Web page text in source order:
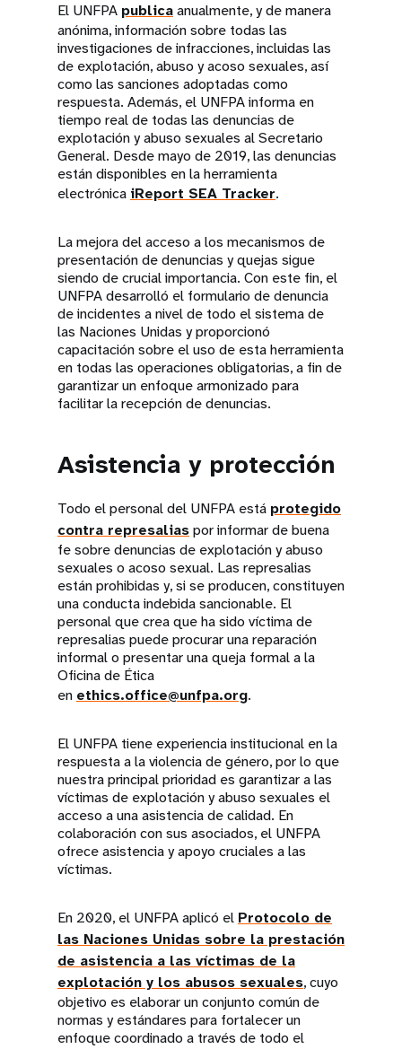
El UNFPA publicaanualmente, y de manera
anónima, información sobre todas las
investigaciones de infracciones, incluidas las
de explotación, abuso y acoso sexuales, así
como las sanciones adoptadas como
respuesta. Además, el UNFPA informa en
tiempo real de todas las denuncias de
explotación y abuso sexuales al Secretario
General. Desde mayo de 2019, las denuncias
están disponibles en la herramienta
electrónica iReport SEA Tracker.
La mejora del acceso a los mecanismos de
presentación de denuncias y quejas sigue
siendo de crucial importancia. Con este fin, el
UNFPA desarrolló el formulario de denuncia
de incidentes a nivel de todo el sistema de
las Naciones Unidas y proporcionó
capacitación sobre el uso de esta herramienta
en todas las operaciones obligatorias, a fin de
garantizar un enfoque armonizado para
facilitar la recepción de denuncias.
Asistencia y protección
Todo el personal del UNFPA está protegido
contra represaliaspor informar de buena
fe sobre denuncias de explotación y abuso
sexuales o acoso sexual. Las represalias
están prohibidas y, si se producen, constituyen
una conducta indebida sancionable. El
personal que crea que ha sido víctima de
represalias puede procurar una reparación
informal o presentar una queja formal a la
Oficina de Ética
en ethics.office@unfpa.org.
El UNFPA tiene experiencia institucional en la
respuesta a la violencia de género, por lo que
nuestra principal prioridad es garantizar a las
víctimas de explotación y abuso sexuales el
acceso a una asistencia de calidad. En
colaboración con sus asociados, el UNFPA
ofrece asistencia y apoyo cruciales a las
víctimas.
En 2020, el UNFPA aplicó el Protocolo de
las Naciones Unidas sobre la prestación
de asistencia a las víctimas de la
explotación y los abusos sexuales, cuyo
objetivo es elaborar un conjunto común de
normas y estándares para fortalecer un
enfoque coordinado a través de todo el